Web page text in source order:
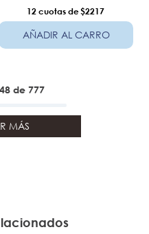
12 $2217
AÑADIR AL CARRO
48 de 777
MÁS